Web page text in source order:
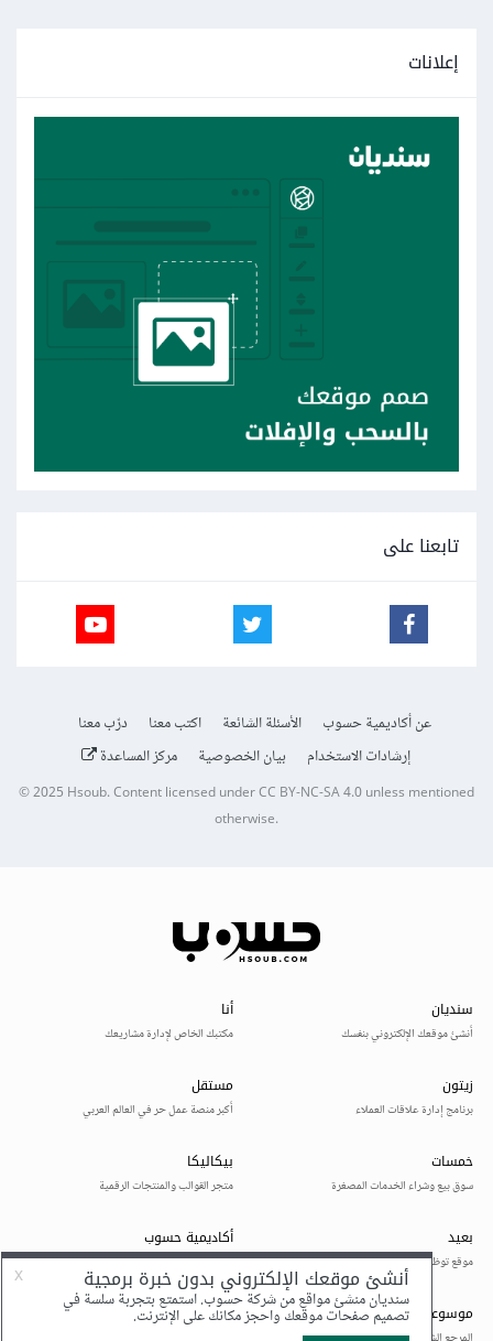
إعلانات
تابعنا على
عن أكاديمية حسوب الأسئلة الشائعة اكتب معنا
درّب معنا
إرشادات الاستخدام
بيان الخصوصية مركز المساعدة
© 2025Hsoub.Content licensed underCC BY-NC-SA 4.0unless mentioned
otherwise.